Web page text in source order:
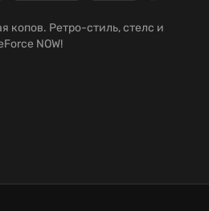
копов. Ретро-стиль, стелс и
NOW!